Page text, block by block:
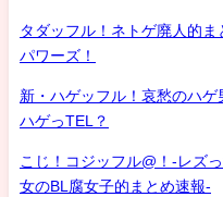
タダッフル！ネトゲ廃人的
パワーズ！
新・ハゲッフル！哀愁のハゲ
ハゲっTEL？
こじ！コジッフル@！-レズ
女のBL腐女子的まとめ速報-